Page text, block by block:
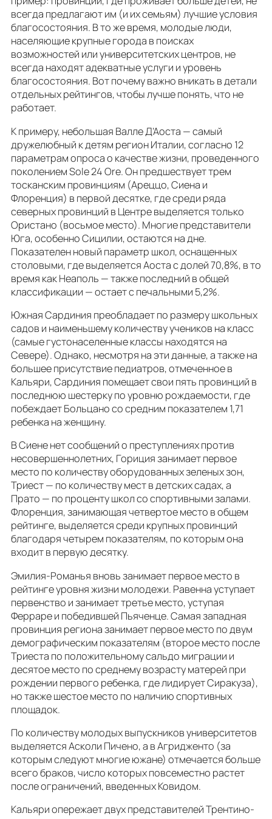
всегда предлагают им (и их семьям) лучшие условия
благосостояния. В то же время, молодые люди,
населяющие крупные города в поисках
возможностей или университетских центров, не
всегда находят адекватные услуги и уровень
благосостояния. Вот почему важно вникать в детали
отдельных рейтингов, чтобы лучше понять, что не
работает.
К примеру, небольшая Валле Д’Аоста — самый
дружелюбный к детям регион Италии, согласно 12
параметрам опроса о качестве жизни, проведенного
поколением Sole 24 Ore. Он предшествует трем
тосканским провинциям (Ареццо, Сиена и
Флоренция) в первой десятке, где среди ряда
северных провинций в Центре выделяется только
Ористано (восьмое место). Многие представители
Юга, особенно Сицилии, остаются на дне.
Показателен новый параметр школ, оснащенных
столовыми, где выделяется Аоста с долей 70,8%, в то
время как Неаполь — также последний в общей
классификации — остает с печальными 5,2%.
Южная Сардиния преобладает по размеру школьных
садов и наименьшему количеству учеников на класс
(самые густонаселенные классы находятся на
Севере). Однако, несмотря на эти данные, а также на
большее присутствие педиатров, отмеченное в
Кальяри, Сардиния помещает свои пять провинций в
последнюю шестерку по уровню рождаемости, где
побеждает Больцано со средним показателем 1,71
ребенка на женщину.
В Сиене нет сообщений о преступлениях против
несовершеннолетних, Гориция занимает первое
место по количеству оборудованных зеленых зон,
Триест — по количеству мест в детских садах, а
Прато — по проценту школ со спортивными залами.
Флоренция, занимающая четвертое место в общем
рейтинге, выделяется среди крупных провинций
благодаря четырем показателям, по которым она
входит в первую десятку.
Эмилия-Романья вновь занимает первое место в
рейтинге уровня жизни молодежи. Равенна уступает
первенство и занимает третье место, уступая
Ферраре и победившей Пьяченце. Самая западная
провинция региона занимает первое место по двум
демографическим показателям (второе место после
Триеста по положительному сальдо миграции и
десятое место по среднему возрасту матерей при
рождении первого ребенка, где лидирует Сиракуза),
но также шестое место по наличию спортивных
площадок.
По количеству молодых выпускников университетов
выделяется Асколи Пичено, а в Агридженто (за
которым следуют многие южане) отмечается больше
всего браков, число которых повсеместно растет
после ограничений, введенных Ковидом.
Кальяри опережает двух представителей Трентино-